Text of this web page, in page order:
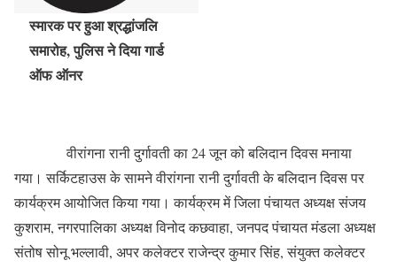
स्मारक पर हुआ श्रद्धांजलि
समारोह, पुलिस ने दिया गार्ड
ऑफ ऑनर
वीरांगना रानी दुर्गावती का 24 जून को बलिदान दिवस मनाया
गया। सर्किटहाउस के सामने वीरांगना रानी दुर्गावती के बलिदान दिवस पर
कार्यक्रम आयोजित किया गया। कार्यक्रम में जिला पंचायत अध्यक्ष संजय
कुशराम, नगरपालिका अध्यक्ष विनोद कछवाहा, जनपद पंचायत मंडला अध्यक्ष
संतोष सोनू भल्लावी, अपर कलेक्टर राजेन्द्र कुमार सिंह, संयुक्त कलेक्टर